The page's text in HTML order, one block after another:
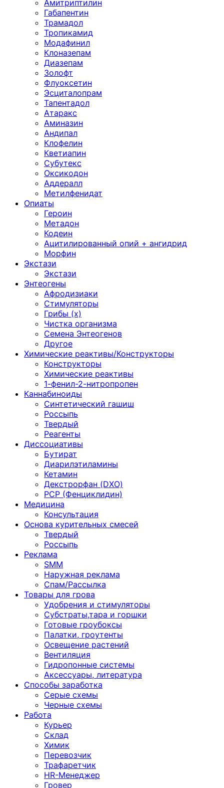
Амитриптилин
Габапентин
Трамадол
Тропикамид
Модафинил
Клоназепам
Диазепам
Золофт
Флуоксетин
Эсциталопрам
Тапентадол
Атаракс
Аминазин
Андипал
Клофелин
Кветиапин
Субутекс
Оксикодон
Аддералл
Метилфенидат
Опиаты
Героин
Метадон
Кодеин
Ацитилированный опий + ангидрид
Морфин
Экстази
Экстази
Энтеогены
Афродизиаки
Стимуляторы
Грибы (х)
Чистка организма
Семена Энтеогенов
Другое
Химические реактивы/Конструкторы
Конструкторы
Химические реактивы
1-фенил-2-нитропропен
Каннабиноиды
Синтетический гашиш
Россыпь
Твердый
Реагенты
Диссоциативы
Бутират
Диарилэтиламины
Кетамин
Декстрорфан (DXO)
PCP (Фенциклидин)
Медицина
Консультация
Основа курительных смесей
Твердый
Россыпь
Реклама
SMM
Наружная реклама
Спам/Рассылка
Товары для грова
Удобрения и стимуляторы
Субстраты,тара и горшки
Готовые гроубоксы
Палатки, гроутенты
Освещение растений
Вентиляция
Гидропонные системы
Аксессуары, литература
Способы заработка
Серые схемы
Черные схемы
Работа
Курьер
Склад
Химик
Перевозчик
Трафаретчик
HR-Менеджер
Гровер